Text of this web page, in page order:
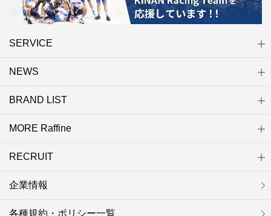
SERVICE
初めての方へ
店舗検索
キャンペーン
ラフィネ マルシェ（通販サイト）
WEB予約
よくある質問（Q&A）
サイトマップ
NEWS
ニュース一覧
お知らせ
オープン
クローズ
リニューアル
その他
BRAND LIST
ブランド一覧
ラフィネ
グランラフィネ
バダンバルー
ラフィネプリュス
プチラフィネ
整体ナチュラルボディ
トータルセラピー
フットデザイン
REFLE（リフレ）
Raffine TOKYO
ラフィネ ランニングスタイル
MORE Raffine
MORE Raffine
ラフィネのこだわり
ラフィネのひみつ
お得で便利なサービス
ラフィネギフト
ラフィネグループアスリート
RECRUIT
セラピスト採用
新卒採用
研修サイト
NOWON!!
企業情報
各種規約・ポリシー一覧